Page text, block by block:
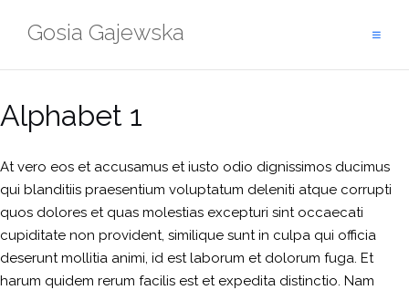
Gosia Gajewska
Alphabet 1
At vero eos et accusamus et iusto odio dignissimos ducimus
qui blanditiis praesentium voluptatum deleniti atque corrupti
quos dolores et quas molestias excepturi sint occaecati
cupiditate non provident, similique sunt in culpa qui officia
deserunt mollitia animi, id est laborum et dolorum fuga. Et
harum quidem rerum facilis est et expedita distinctio. Nam